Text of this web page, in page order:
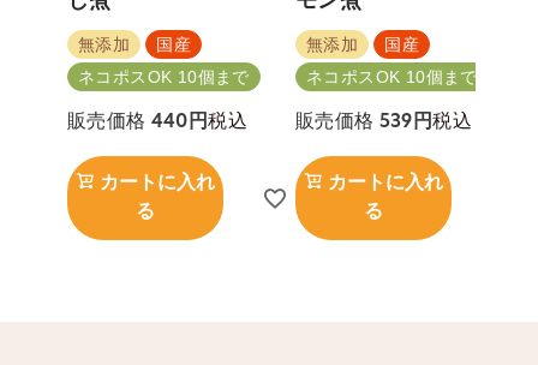
無添加
国産
ネコポスOK 10個まで
販売価格 440 税込
カートに入れ
る
無添加
国産
ネコポスOK 10個まで
販売価格 539 税込
カートに入れ
る